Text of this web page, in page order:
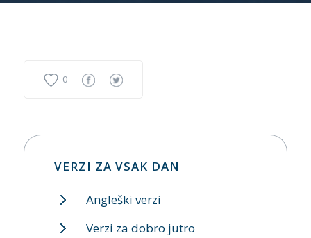
0
VERZI ZA VSAK DAN
Angleški verzi
Verzi za dobro jutro